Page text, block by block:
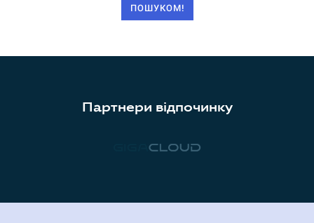
ПОШУКОМ!
Партнери відпочинку